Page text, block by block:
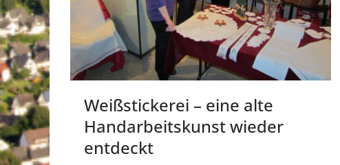
Weißstickerei – eine alte
Handarbeitskunst wieder
entdeckt